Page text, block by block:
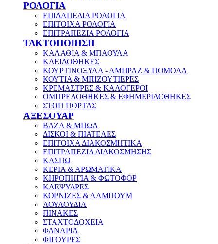
ΡΟΛΟΓΙΑ
ΕΠΙΔΑΠΕΔΙΑ ΡΟΛΟΓΙΑ
ΕΠΙΤΟΙΧΑ ΡΟΛΟΓΙΑ
ΕΠΙΤΡΑΠΕΖΙΑ ΡΟΛΟΓΙΑ
ΤΑΚΤΟΠΟΙΗΣΗ
ΚΑΛΑΘΙΑ & ΜΠΑΟΥΛΑ
ΚΛΕΙΔΟΘΗΚΕΣ
ΚΟΥΡΤΙΝΟΞΥΛΑ - ΑΜΠΡΑΖ & ΠΟΜΟΛΑ
ΚΟΥΤΙΑ & ΜΠΙΖΟΥΤΙΕΡΕΣ
ΚΡΕΜΑΣΤΡΕΣ & ΚΑΛΟΓΕΡΟΙ
ΟΜΠΡΕΛΟΘΗΚΕΣ & ΕΦΗΜΕΡΙΔΟΘΗΚΕΣ
ΣΤΟΠ ΠΟΡΤΑΣ
ΑΞΕΣΟΥΑΡ
ΒΑΖΑ & ΜΠΩΛ
ΔΙΣΚΟΙ & ΠΙΑΤΕΛΕΣ
ΕΠΙΤΟΙΧΑ ΔΙΑΚΟΣΜΗΤΙΚΑ
ΕΠΙΤΡΑΠΕΖΙΑ ΔΙΑΚΟΣΜΗΣΗΣ
ΚΑΣΠΩ
ΚΕΡΙΑ & ΑΡΩΜΑΤΙΚΑ
ΚΗΡΟΠΗΓΙΑ & ΦΩΤΟΦΟΡ
ΚΛΕΨΥΔΡΕΣ
ΚΟΡΝΙΖΕΣ & ΑΛΜΠΟΥΜ
ΛΟΥΛΟΥΔΙΑ
ΠΙΝΑΚΕΣ
ΣΤΑΧΤΟΔΟΧΕΙΑ
ΦΑΝΑΡΙΑ
ΦΙΓΟΥΡΕΣ